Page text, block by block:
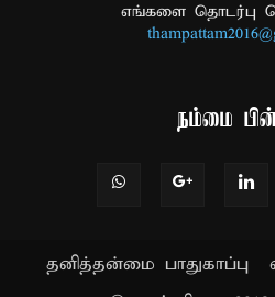
எங்களை தொடர்பு
நம்மை
தனித்தன்மை பாதுகாப்பு